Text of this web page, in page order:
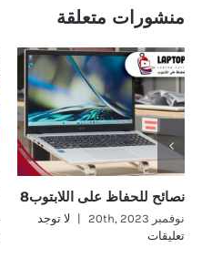
منشورات متعلقة
نصائح للحفاظ على اللابتوب8
نوفمبر 20th, 2023 |
لا توجد
تعليقات